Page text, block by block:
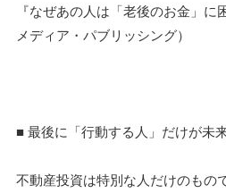
『なぜあの人は「老後のお金」
メディア・パブリッシング）
■ 最後に「行動する人」だけが未
不動産投資は特別な人だけのもの